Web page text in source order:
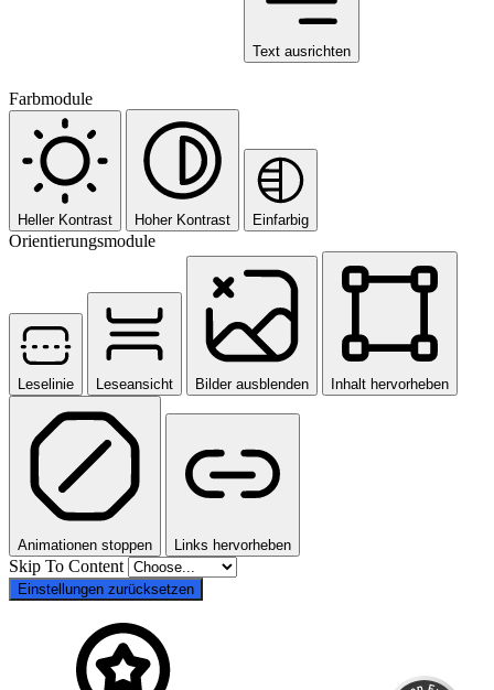
Text ausrichten
Farbmodule
Heller Kontrast Hoher Kontrast Einfarbig
Orientierungsmodule
Leselinie Leseansicht Bilder ausblenden Inhalt hervorheben
Animationen stoppen Links hervorheben
Skip To Content
Einstellungen zurücksetzen
Kundenbewertungen und Erfahrungen zu
Hannoversche Volksbank Immobilien GmbH